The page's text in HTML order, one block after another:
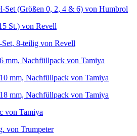
Set (Größen 0, 2, 4 & 6) von Humbrol
St.) von Revell
8-teilig von Revell
mm, Nachfüllpack von Tamiya
mm, Nachfüllpack von Tamiya
mm, Nachfüllpack von Tamiya
von Tamiya
von Trumpeter